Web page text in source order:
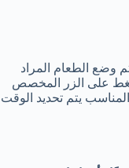
وضع الطعام المراد
على الزر المخصص
يتم تحديد الوقت